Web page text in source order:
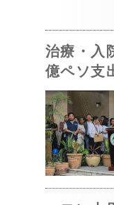
治療・入
億ペソ支